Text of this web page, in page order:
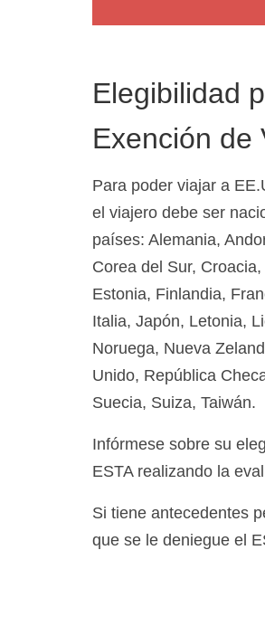
Elegibilidad
Exención de
Para poder viajar a
el viajero debe ser
países: Alemania,
Corea del Sur,
Estonia, Finlandia,
Italia, Japón, Letonia,
Noruega, Nueva
Unido, República
Suecia, Suiza, Taiwán.
Infórmese sobre su
ESTA realizando la
Si tiene antecedentes
que se le deniegue el